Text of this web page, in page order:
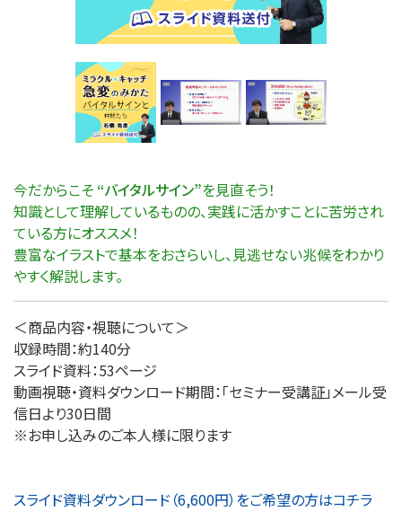
今だからこそ“バイタルサイン”を見直そう！
知識として理解しているものの、実践に活かすことに苦労され
ている方にオススメ！
豊富なイラストで基本をおさらいし、見逃せない兆候をわかり
やすく解説します。
＜商品内容・視聴について＞
収録時間：約140分
スライド資料：53ページ
動画視聴・資料ダウンロード期間：「セミナー受講証」メール受
信日より30日間
※お申し込みのご本人様に限ります
スライド資料ダウンロード（6,600円）をご希望の方はコチラ